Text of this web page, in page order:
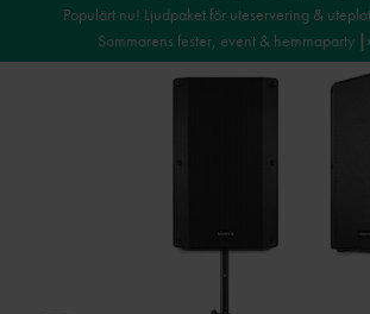
Populärt nu! Ljudpaket för uteservering &
Sommarens fester, event & hemmaparty